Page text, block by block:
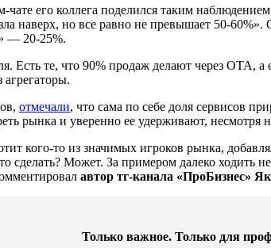
чате его коллега поделился таким
наверх, но все равно не превышает 50-60%».
— 20-25%.
Есть те, что 90% продаж делают через ОТА, а
отмечали, что сама по себе доля сервисов
рынка и уверенно ее удерживают, несмотря
кого-то из значимых игроков рынка,
сделать? Может. За примером далеко ходить
автор тг-канала «ПроБизнес»
Только важное. Только для